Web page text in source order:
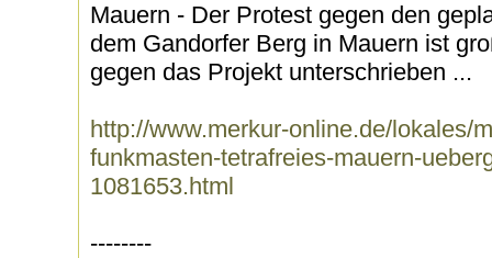
Mauern - Der Protest gegen den
dem Gandorfer Berg in Mauern ist
gegen das Projekt unterschrieben ...
http://www.merkur-online.de/lokales/
funkmasten-tetrafreies-mauern-
1081653.html
--------